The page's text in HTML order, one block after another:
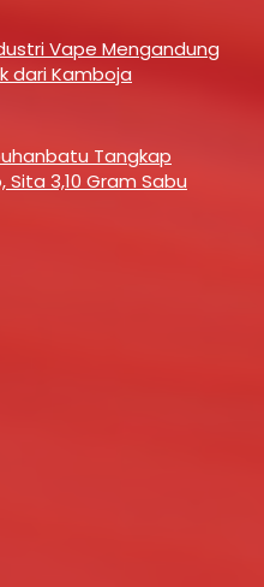
Vape Mengandung
dari Kamboja
Tangkap
Sita 3,10 Gram Sabu